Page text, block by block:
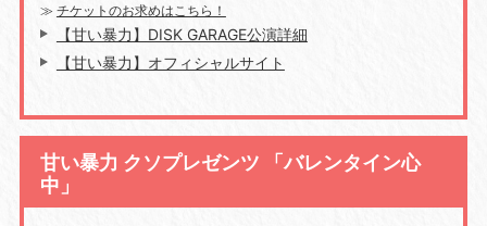
≫ チケットのお求めはこちら！
【甘い暴力】DISK GARAGE公演詳細
【甘い暴力】オフィシャルサイト
甘い暴力 クソプレゼンツ 「バレンタイン心
中」